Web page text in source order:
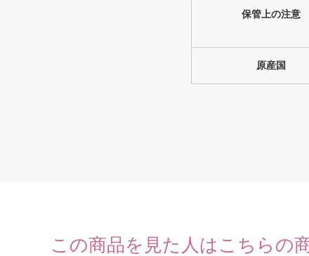
保管上の注意
原産国
この商品を見た人はこちらの